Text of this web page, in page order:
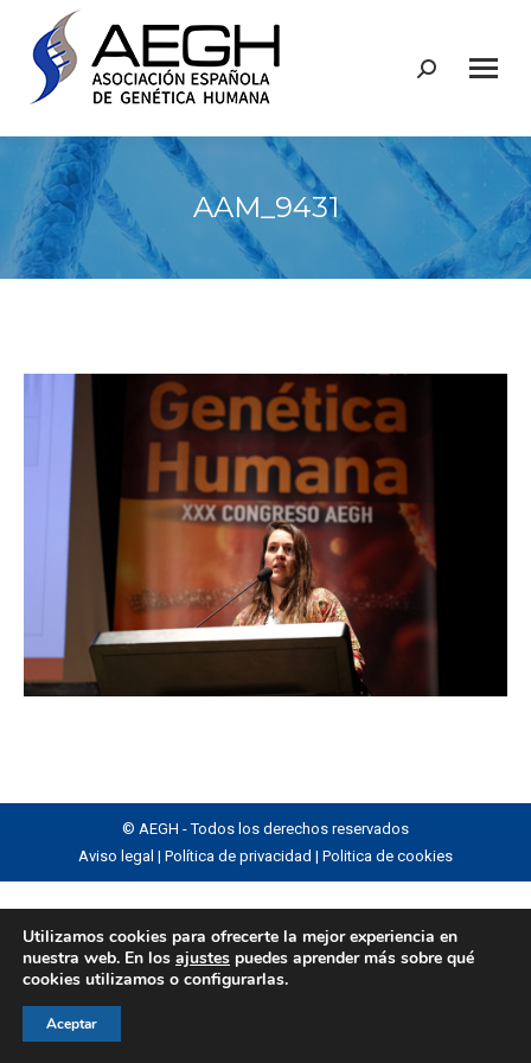
Buscar:
AAM_9431
© AEGH - Todos los derechos reservados
Aviso legal | Política de privacidad | Politica de cookies
Utilizamos cookies para ofrecerte la mejor experiencia en
nuestra web. En los ajustes puedes aprender más sobre qué
cookies utilizamos o configurarlas.
Aceptar